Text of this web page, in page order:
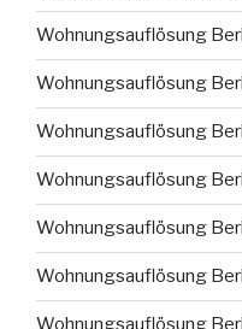
Wohnungsauflösung
Wohnungsauflösung
Wohnungsauflösung
Wohnungsauflösung
Wohnungsauflösung
Wohnungsauflösung
Wohnungsauflösung